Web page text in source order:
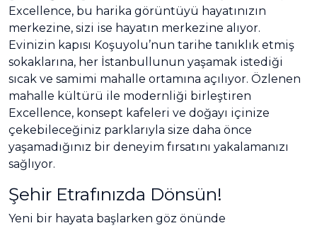
Excellence, bu harika görüntüyü hayatınızın
merkezine, sizi ise hayatın merkezine alıyor.
Evinizin kapısı Koşuyolu’nun tarihe tanıklık etmiş
sokaklarına, her İstanbullunun yaşamak istediği
sıcak ve samimi mahalle ortamına açılıyor. Özlenen
mahalle kültürü ile modernliği birleştiren
Excellence, konsept kafeleri ve doğayı içinize
çekebileceğiniz parklarıyla size daha önce
yaşamadığınız bir deneyim fırsatını yakalamanızı
sağlıyor.
Şehir Etrafınızda Dönsün!
Yeni bir hayata başlarken göz önünde